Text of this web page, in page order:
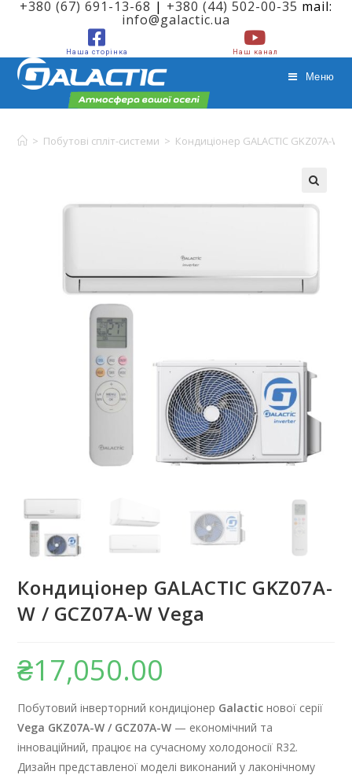
+380 (67) 691-13-68 | +380 (44) 502-00-35 mail:
info@galactic.ua
Наша сторінка Наш канал
Меню
W Vega
> Побутові спліт-системи > Кондиціонер GALACTIC GKZ07A-W /
Кондиціонер GALACTIC GKZ07A-
W / GCZ07A-W Vega
₴17,050.00
Побутовий інверторний кондиціонер Galactic нової серії
Vega GKZ07A-W / GCZ07A-W — економічний та
інноваційний, працює на сучасному холодоносії R32.
Дизайн представленої моделі виконаний у лаконічному